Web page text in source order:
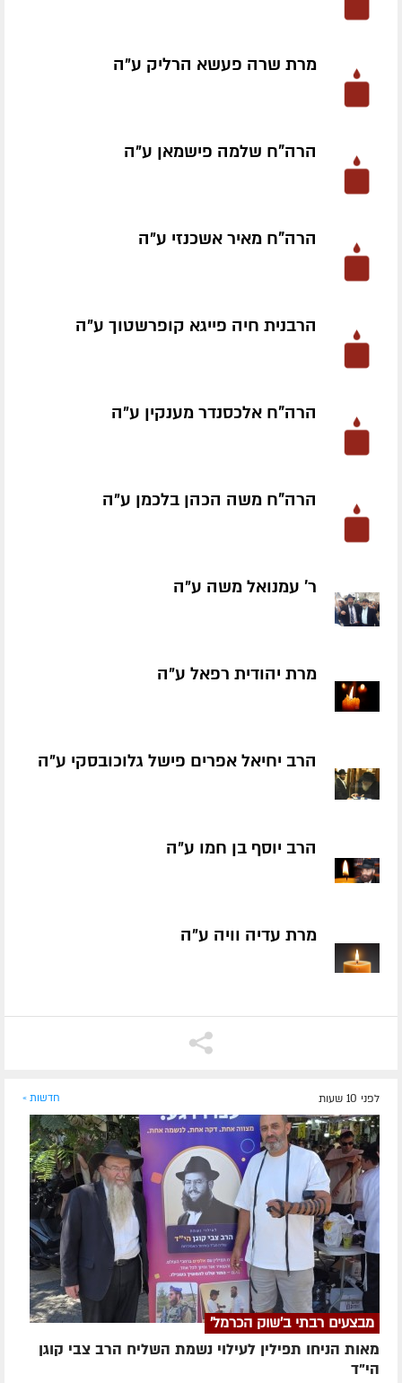
מרת שרה פעשא הרליק ע״ה
הרה"ח שלמה פישמאן ע״ה
הרה"ח מאיר אשכנזי ע״ה
הרבנית חיה פייגא קופרשטוך ע״ה
הרה"ח אלכסנדר מענקין ע״ה
הרה"ח משה הכהן בלכמן ע״ה
ר' עמנואל משה ע״ה
מרת יהודית רפאל ע״ה
הרב יחיאל אפרים פישל גלוכובסקי ע״ה
הרב יוסף בן חמו ע״ה
מרת עדיה וויה ע״ה
לפני 10 שעות חדשות »
מבצעים רבתי ב'שוק הכרמל'
מאות הניחו תפילין לעילוי נשמת השליח הרב צבי קוגן
הי”ד